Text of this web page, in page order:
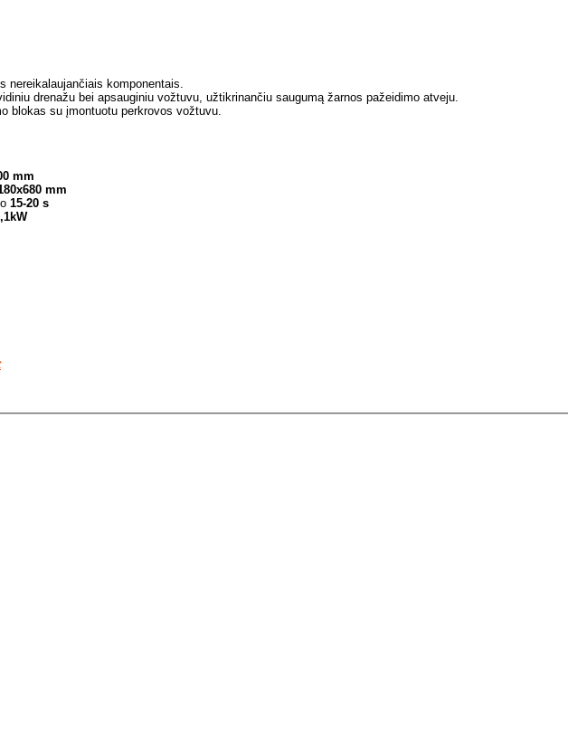
nereikalaujančiais komponentais.
drenažu bei apsauginiu vožtuvu, užtikrinančiu saugumą žarnos pažeidimo atveju.
blokas su įmontuotu perkrovos vožtuvu.
mm
mm
15-20 s